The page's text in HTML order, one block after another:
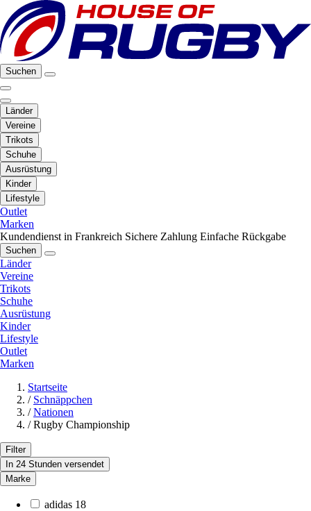
Suchen
Länder
Vereine
Trikots
Schuhe
Ausrüstung
Kinder
Lifestyle
Outlet
Marken
Kundendienst in Frankreich Sichere Zahlung Einfache Rückgabe
Suchen
Länder
Vereine
Trikots
Schuhe
Ausrüstung
Kinder
Lifestyle
Outlet
Marken
Startseite
/ Schnäppchen
/ Nationen
/ Rugby Championship
Filter
In 24 Stunden versendet
Marke
adidas 18